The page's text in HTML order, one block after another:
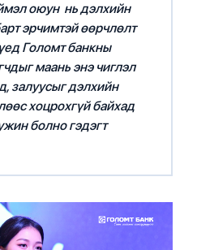
оюун нь дэлхийн
эрчимтэй өөрчлөлт
Голомт банкны
маань энэ чиглэл
залуусыг дэлхийн
хоцрохгүй байхад
болно гэдэгт